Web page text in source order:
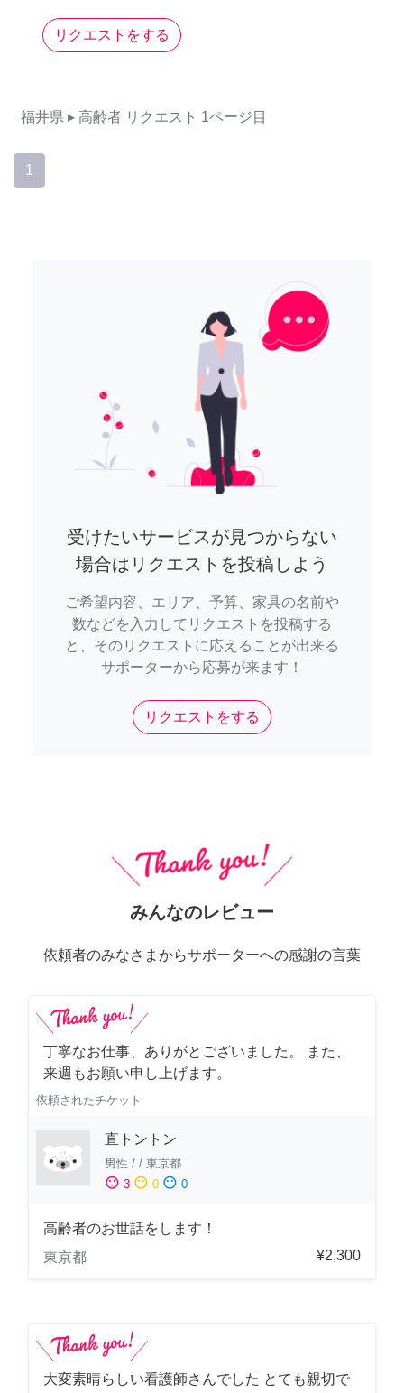
リクエストをする
福井県 ▸ 高齢者 リクエスト 1ページ目
1
受けたいサービスが見つからない
場合はリクエストを投稿しよう
ご希望内容、エリア、予算、家具の名前や
数などを入力してリクエストを投稿する
と、そのリクエストに応えることが出来る
サポーターから応募が来ます！
リクエストをする
みんなのレビュー
依頼者のみなさまからサポーターへの感謝の言葉
丁寧なお仕事、ありがとございました。 また、
来週もお願い申し上げます。
依頼されたチケット
直トントン
男性 / / 東京都
sentiment_satisfied 3 sentiment_neutral 0 sentiment_dissatisfied 0
高齢者のお世話をします！
東京都
¥2,300
大変素晴らしい看護師さんでした とても親切で